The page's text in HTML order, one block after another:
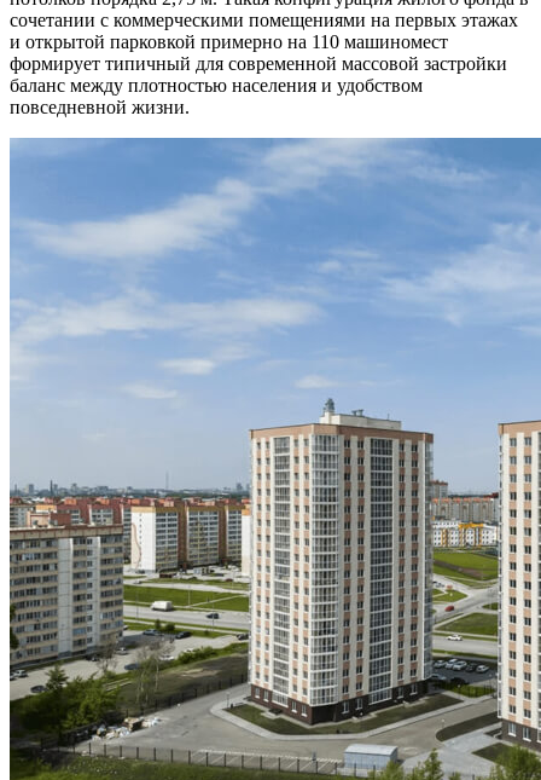
сочетании с коммерческими помещениями на первых этажах
и открытой парковкой примерно на 110 машиномест
формирует типичный для современной массовой застройки
баланс между плотностью населения и удобством
повседневной жизни.